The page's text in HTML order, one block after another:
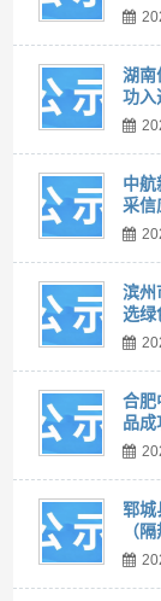
湖南
功入
中航
采信
滨州
选绿
合肥
品成
郓城
（